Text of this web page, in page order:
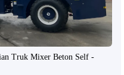
Truk Mixer Beton Self -